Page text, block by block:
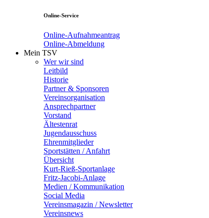
Online-Service
Online-Aufnahmeantrag
Online-Abmeldung
Mein TSV
Wer wir sind
Leitbild
Historie
Partner & Sponsoren
Vereinsorganisation
Ansprechpartner
Vorstand
Ältestenrat
Jugendausschuss
Ehrenmitglieder
Sportstätten / Anfahrt
Übersicht
Kurt-Rieß-Sportanlage
Fritz-Jacobi-Anlage
Medien / Kommunikation
Social Media
Vereinsmagazin / Newsletter
Vereinsnews